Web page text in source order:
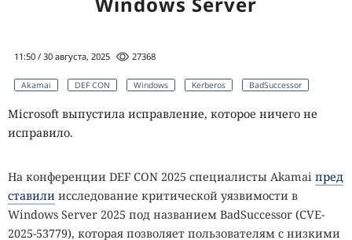
11:50 / 30 августа, 2025 27368
Akamai DEF CON Windows Kerberos BadSuccessor
Microsoft выпустила исправление, которое ничего не
исправило.
На конференции DEF CON 2025 специалисты Akamai пред
ставили исследование критической уязвимости в
Windows Server 2025 под названием BadSuccessor (CVE-
2025-53779), которая позволяет пользователям с низкими